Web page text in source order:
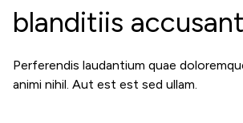
blanditiis
Perferendis laudantium quae
animi nihil. Aut est est sed ullam.